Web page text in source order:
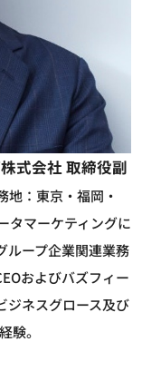
式会社 取締役副
地：東京・福岡・
タマーケティングに
ループ企業関連業務
およびバズフィー
ジネスグロース及び
験。